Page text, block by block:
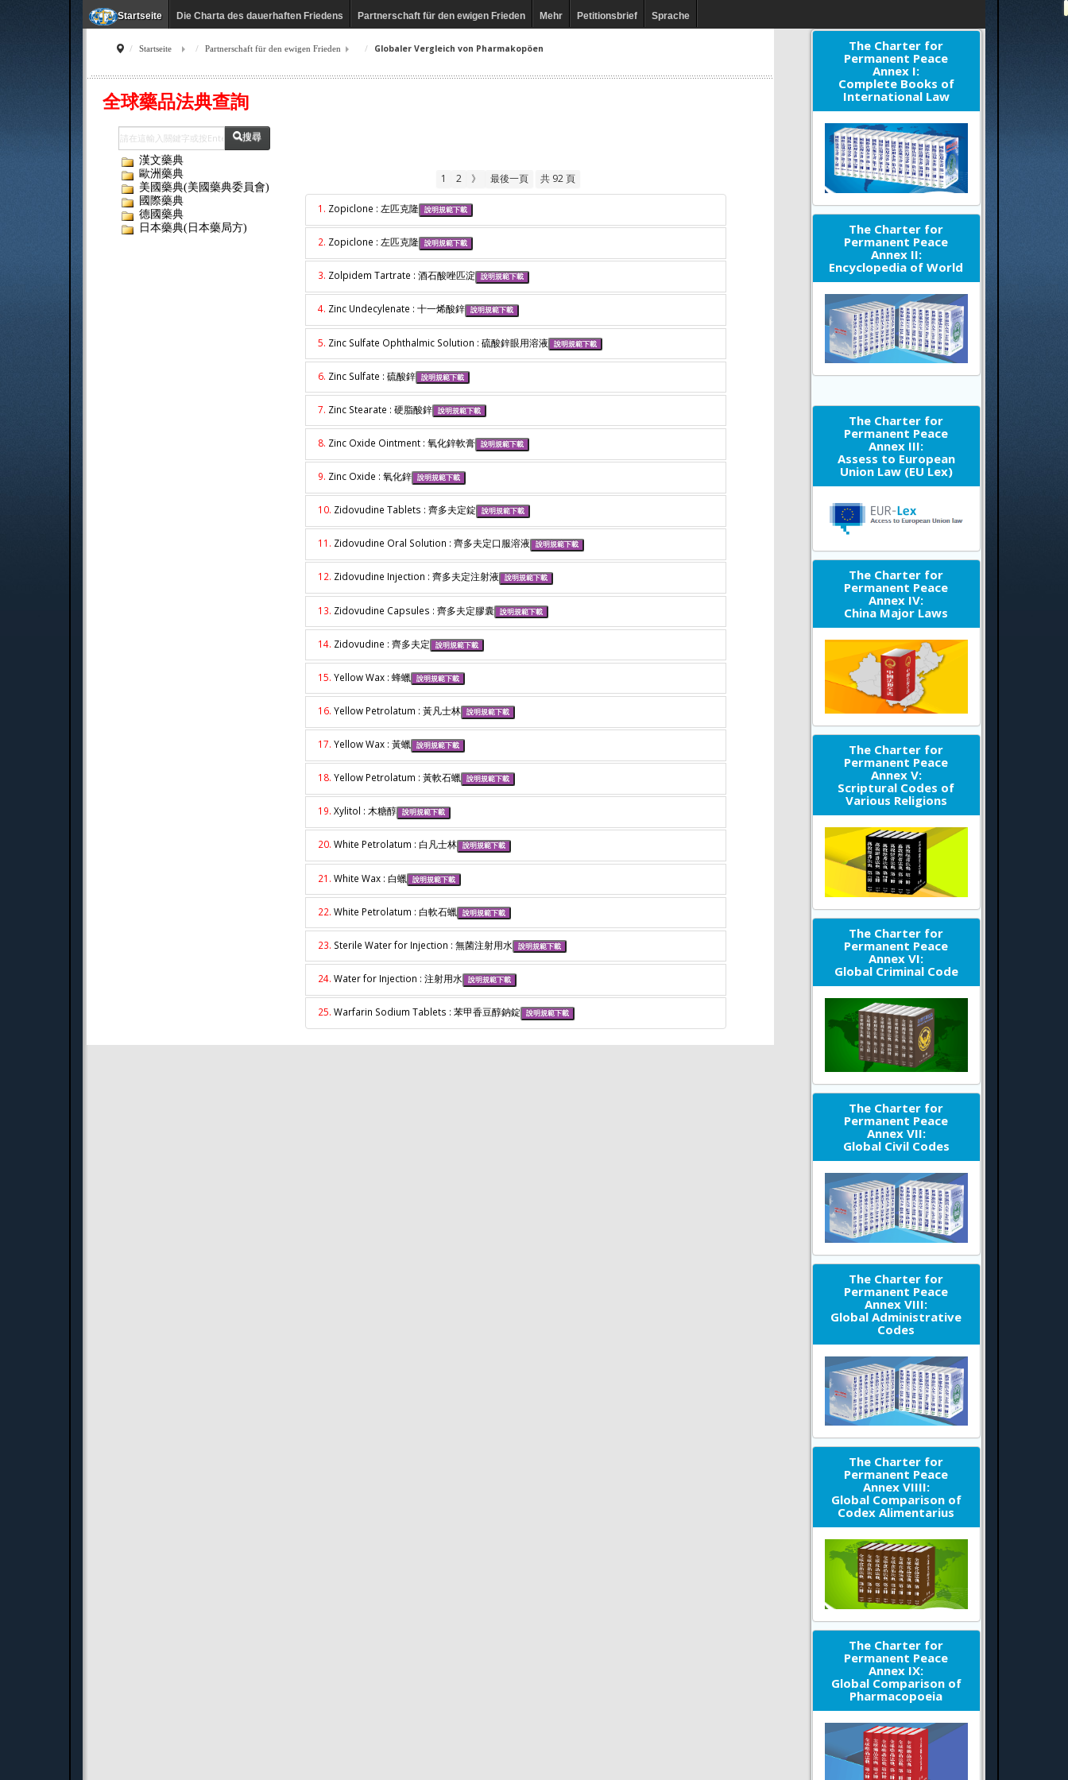
Startseite Die Charta des dauerhaften Friedens Partnerschaft für den ewigen Frieden Mehr Petitionsbrief Sprache
Startseite Partnerschaft für den ewigen Frieden Globaler Vergleich von Pharmakopöen
全球藥品法典查詢
搜尋
漢文藥典
歐洲藥典
美國藥典(美國藥典委員會)
國際藥典
德國藥典
日本藥典(日本藥局方)
1 2 》 最後一頁 共 92 頁
1. Zopiclone : 左匹克隆 說明規範下載
2. Zopiclone : 左匹克隆 說明規範下載
3. Zolpidem Tartrate : 酒石酸唑匹淀 說明規範下載
4. Zinc Undecylenate : 十一烯酸鋅 說明規範下載
5. Zinc Sulfate Ophthalmic Solution : 硫酸鋅眼用溶液 說明規範下載
6. Zinc Sulfate : 硫酸鋅 說明規範下載
7. Zinc Stearate : 硬脂酸鋅 說明規範下載
8. Zinc Oxide Ointment : 氧化鋅軟膏 說明規範下載
9. Zinc Oxide : 氧化鋅 說明規範下載
10. Zidovudine Tablets : 齊多夫定錠 說明規範下載
11. Zidovudine Oral Solution : 齊多夫定口服溶液 說明規範下載
12. Zidovudine Injection : 齊多夫定注射液 說明規範下載
13. Zidovudine Capsules : 齊多夫定膠囊 說明規範下載
14. Zidovudine : 齊多夫定 說明規範下載
15. Yellow Wax : 蜂蠟 說明規範下載
16. Yellow Petrolatum : 黃凡士林 說明規範下載
17. Yellow Wax : 黃蠟 說明規範下載
18. Yellow Petrolatum : 黃軟石蠟 說明規範下載
19. Xylitol : 木糖醇 說明規範下載
20. White Petrolatum : 白凡士林 說明規範下載
21. White Wax : 白蠟 說明規範下載
22. White Petrolatum : 白軟石蠟 說明規範下載
23. Sterile Water for Injection : 無菌注射用水 說明規範下載
24. Water for Injection : 注射用水 說明規範下載
25. Warfarin Sodium Tablets : 苯甲香豆醇鈉錠 說明規範下載
The Charter for
Permanent Peace
Annex I:
Complete Books of
International Law
The Charter for
Permanent Peace
Annex II:
Encyclopedia of World
The Charter for
Permanent Peace
Annex III:
Assess to European
Union Law (EU Lex)
The Charter for
Permanent Peace
Annex IV:
China Major Laws
The Charter for
Permanent Peace
Annex V:
Scriptural Codes of
Various Religions
The Charter for
Permanent Peace
Annex VI:
Global Criminal Code
The Charter for
Permanent Peace
Annex VII:
Global Civil Codes
The Charter for
Permanent Peace
Annex VIII:
Global Administrative
Codes
The Charter for
Permanent Peace
Annex VIIII:
Global Comparison of
Codex Alimentarius
The Charter for
Permanent Peace
Annex IX:
Global Comparison of
Pharmacopoeia